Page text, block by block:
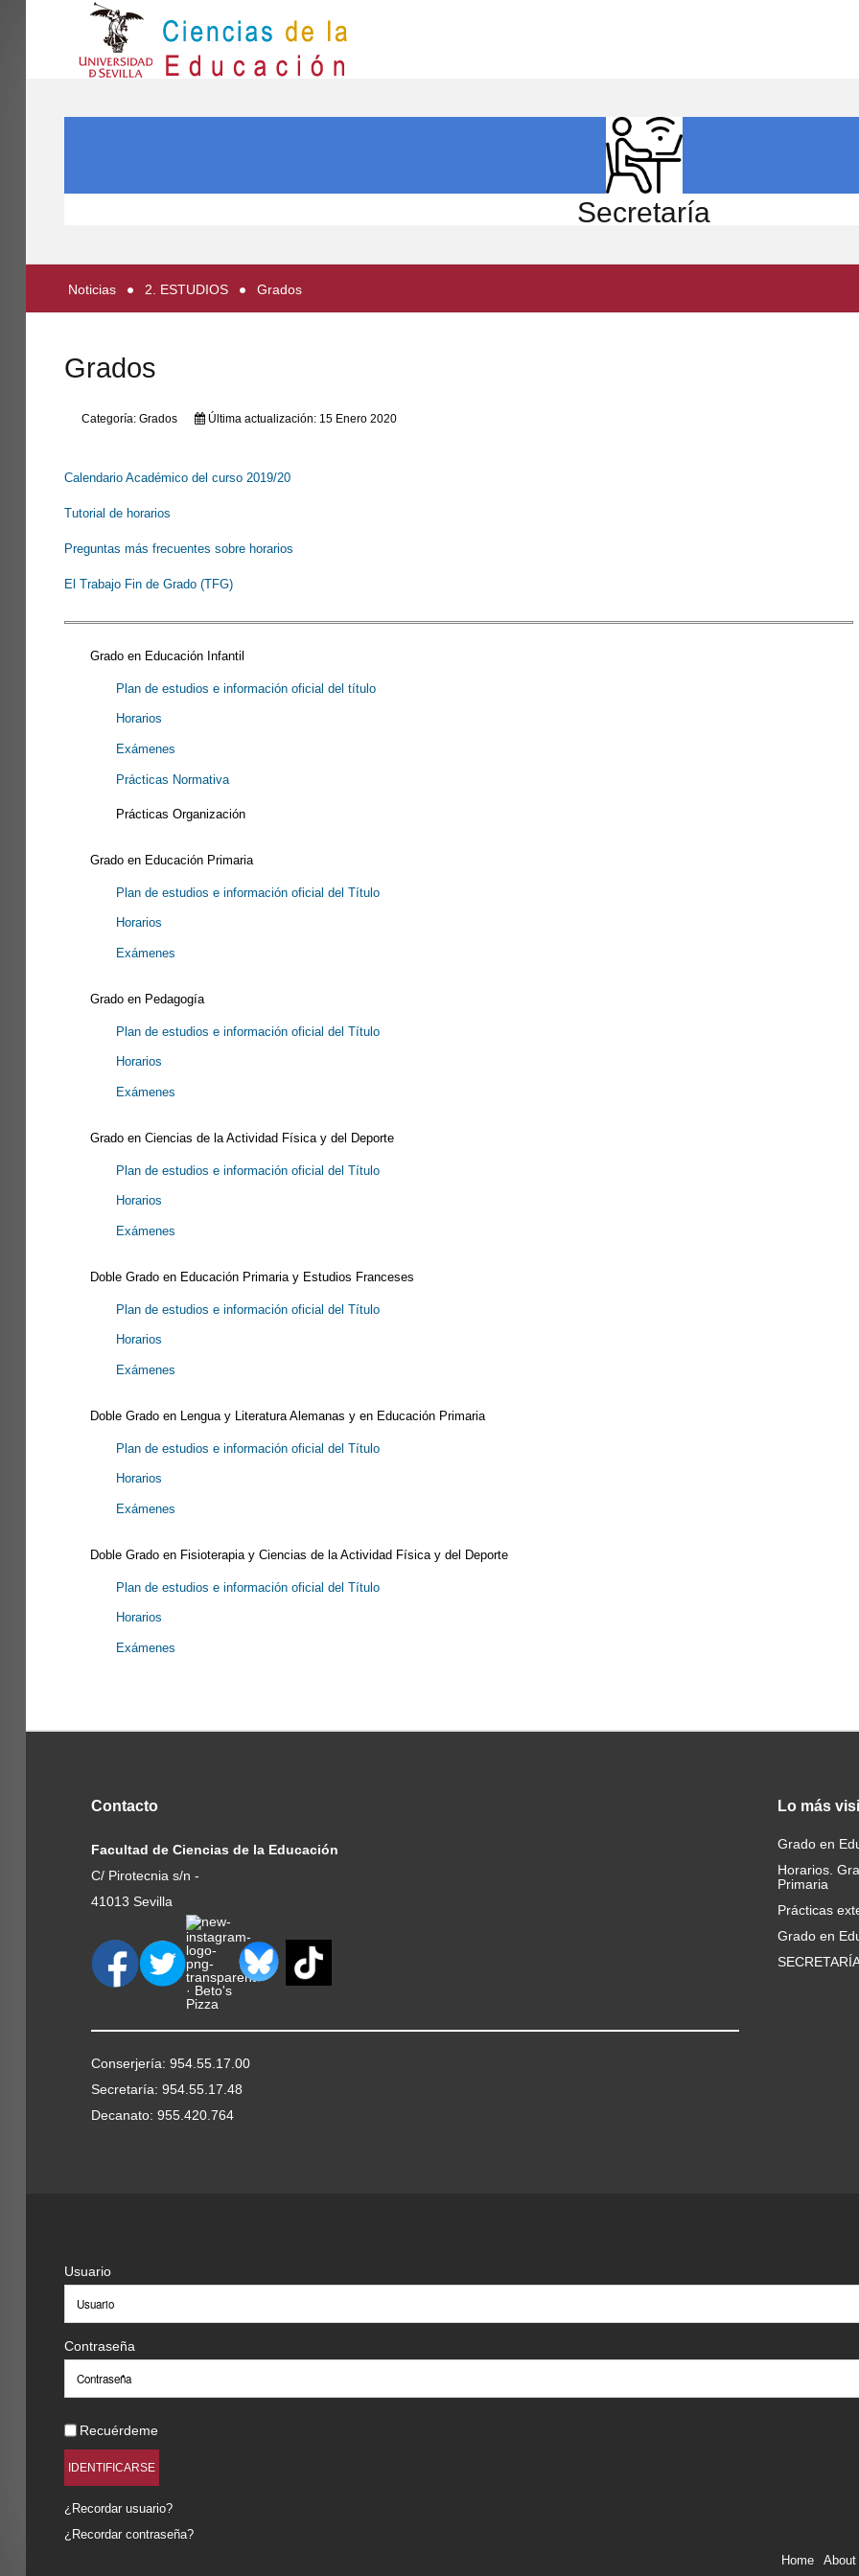
PARTICIPA
Secretaría
Noticias 2. ESTUDIOS Grados
Grados
Categoría: Grados Última actualización: 15 Enero 2020
Calendario Académico del curso 2019/20
Tutorial de horarios
Preguntas más frecuentes sobre horarios
El Trabajo Fin de Grado (TFG)
Grado en Educación Infantil
Plan de estudios e información oficial del título
Horarios
Exámenes
Prácticas Normativa
Prácticas Organización
Grado en Educación Primaria
Plan de estudios e información oficial del Título
Horarios
Exámenes
Grado en Pedagogía
Plan de estudios e información oficial del Título
Horarios
Exámenes
Grado en Ciencias de la Actividad Física y del Deporte
Plan de estudios e información oficial del Título
Horarios
Exámenes
Doble Grado en Educación Primaria y Estudios Franceses
Plan de estudios e información oficial del Título
Horarios
Exámenes
Doble Grado en Lengua y Literatura Alemanas y en Educación Primaria
Plan de estudios e información oficial del Título
Horarios
Exámenes
Doble Grado en Fisioterapia y Ciencias de la Actividad Física y del Deporte
Plan de estudios e información oficial del Título
Horarios
Exámenes
Contacto
Facultad de Ciencias de la Educación
C/ Pirotecnia s/n -
41013 Sevilla
Conserjería: 954.55.17.00
Secretaría: 954.55.17.48
Decanato: 955.420.764
Lo más
Grado en
Horarios.
Primaria
Prácticas
Grado en
Usuario
Contraseña
Recuérdeme
IDENTIFICARSE
¿Recordar usuario?
¿Recordar contraseña?
Home
About